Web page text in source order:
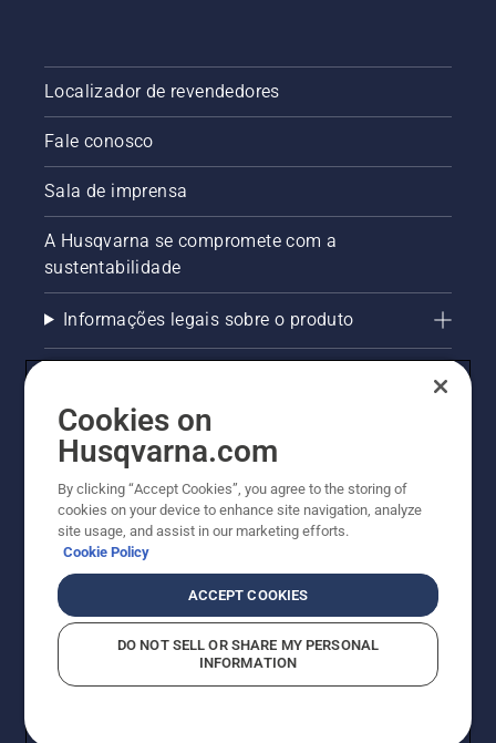
Localizador de revendedores
Fale conosco
Sala de imprensa
A Husqvarna se compromete com a
sustentabilidade
Informações legais sobre o produto
Outros sites Husqvarna
Trabalhe Conosco
Cookies on
Husqvarna.com
By clicking “Accept Cookies”, you agree to the storing of
cookies on your device to enhance site navigation, analyze
site usage, and assist in our marketing efforts.
Cookie Policy
ACCEPT COOKIES
DO NOT SELL OR SHARE MY PERSONAL
INFORMATION